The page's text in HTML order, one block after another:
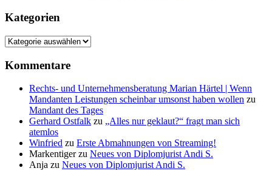
Kategorien
Kategorien
Kommentare
Rechts- und Unternehmensberatung Marian Härtel | Wenn
Mandanten Leistungen scheinbar umsonst haben wollen zu
Mandant des Tages
Gerhard Ostfalk zu „Alles nur geklaut?“ fragt man sich
atemlos
Winfried zu Erste Abmahnungen von Streaming!
Markentigerzu Neues von Diplomjurist Andi S.
Anja zu Neues von Diplomjurist Andi S.